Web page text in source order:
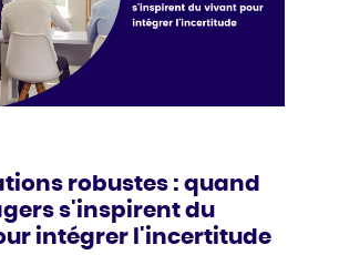
robustes : quand
s'inspirent du
intégrer l'incertitude